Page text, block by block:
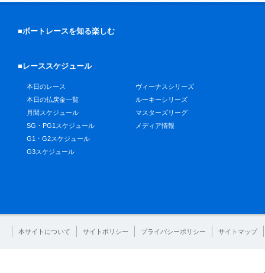
■ボートレースを知る楽しむ
■レーススケジュール
本日のレース
本日の払戻金一覧
月間スケジュール
SG・PG1スケジュール
G1・G2スケジュール
G3スケジュール
ヴィーナスシリーズ
ルーキーシリーズ
マスターズリーグ
メディア情報
本サイトについて サイトポリシー プライバシーポリシー サイトマップ